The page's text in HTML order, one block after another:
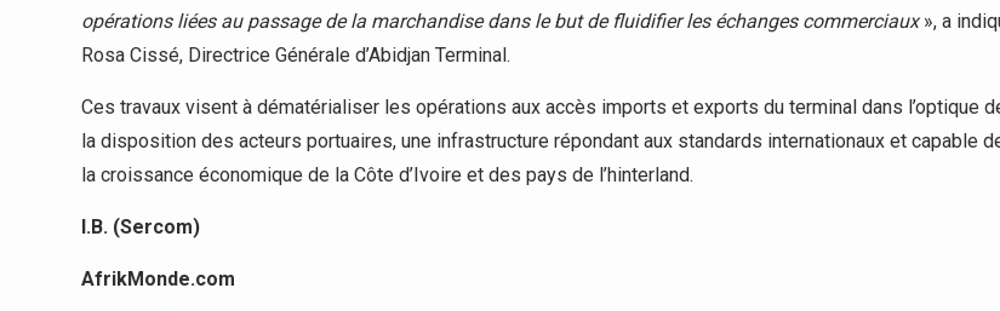
opérations liées au passage de la marchandise dans le but de fluidifier les échanges commerciaux», a
Rosa Cissé, Directrice Générale d’Abidjan Terminal.
Ces travaux visent à dématérialiser les opérations aux accès imports et exports du terminal dans l’optique
la disposition des acteurs portuaires, une infrastructure répondant aux standards internationaux et capable
la croissance économique de la Côte d’Ivoire et des pays de l’hinterland.
I.B. (Sercom)
AfrikMonde.com